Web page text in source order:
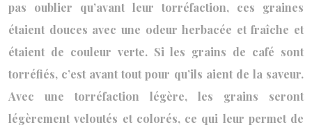
pas oublier qu’avant leur torréfaction, ces graines
étaient douces avec une odeur herbacée et fraîche et
étaient de couleur verte. Si les grains de café sont
torréfiés, c’est avant tout pour qu’ils aient de la saveur.
Avec une torréfaction légère, les grains seront
légèrement veloutés et colorés, ce qui leur permet de